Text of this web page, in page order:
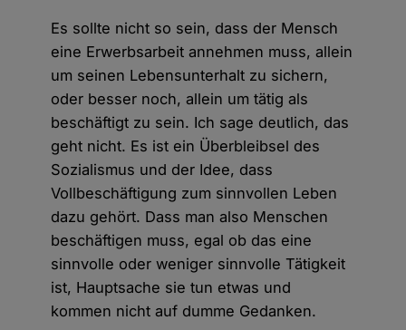
Es sollte nicht so sein, dass der Mensch
eine Erwerbsarbeit annehmen muss, allein
um seinen Lebensunterhalt zu sichern,
oder besser noch, allein um tätig als
beschäftigt zu sein. Ich sage deutlich, das
geht nicht. Es ist ein Überbleibsel des
Sozialismus und der Idee, dass
Vollbeschäftigung zum sinnvollen Leben
dazu gehört. Dass man also Menschen
beschäftigen muss, egal ob das eine
sinnvolle oder weniger sinnvolle Tätigkeit
ist, Hauptsache sie tun etwas und
kommen nicht auf dumme Gedanken.